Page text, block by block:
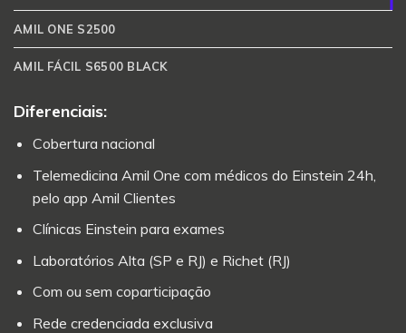
AMIL ONE S2500
AMIL FÁCIL S6500 BLACK
Diferenciais:
Cobertura nacional
Telemedicina Amil One com médicos do Einstein 24h,
pelo app Amil Clientes
Clínicas Einstein para exames
Laboratórios Alta (SP e RJ) e Richet (RJ)
Com ou sem coparticipação
Rede credenciada exclusiva